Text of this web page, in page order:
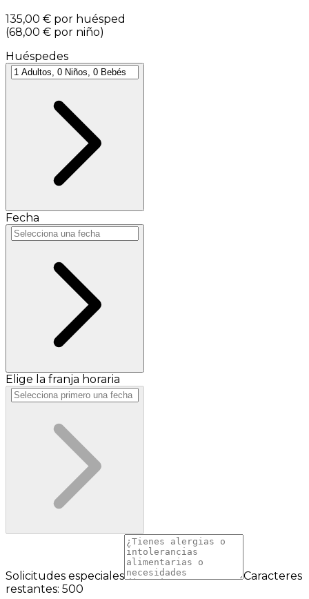
135,00 € por huésped
(68,00 € por niño)
Huéspedes
Fecha
Elige la franja horaria
Solicitudes especiales
Caracteres
restantes: 500